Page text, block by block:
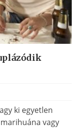
ki egyetlen
vagy